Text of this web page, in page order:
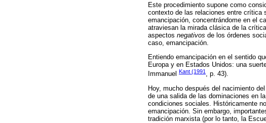
Este procedimiento supone como
contexto de las relaciones entre
emancipación, concentrándome en el
atraviesan la mirada clásica de la
aspectos negativos de los órdenes
caso, emancipación.
Entiendo emancipación en el sentido
Europa y en Estados Unidos: una
Immanuel Kant (1991 , p. 43).
Hoy, mucho después del nacimiento
de una salida de las dominaciones en
condiciones sociales. Históricamente
emancipación. Sin embargo,
tradición marxista (por lo tanto, la